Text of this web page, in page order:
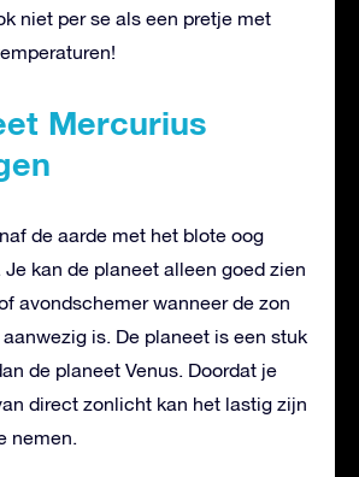
niet per se als een pretje met
Mercurius
de aarde met het blote oog
Je kan de planeet alleen goed zien
avondschemer wanneer de zon
is. De planeet is een stuk
de planeet Venus. Doordat je
direct zonlicht kan het lastig zijn
nemen.